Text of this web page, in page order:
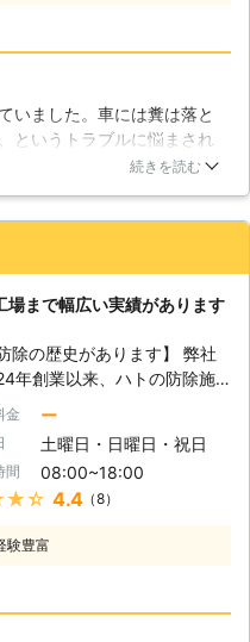
しょうか。タカサキでは忌避
トなどの施工方法を現場に合
って鳥を遠ざけます。施工後
ますので格安での施工をご希
も、巣作り防止や建物の美観
ない施工の相談などもお伺い
す。当社の多くの実績と豊富
術を用いて鳥害にお困りの皆
策をご提案いたします。
いました。車には糞は落と
というトラブルに悩まされ
連絡して、対策してもらい
に悩みを解決する事が出来
続きを読む
まで幅広い実績があります
除の歴史があります】 弊社
年創業以来、ハトの防除施
てきました。また、駆除のみ
防鳥ネット、忌避剤塗布、そ
入防止用機材の設置などを通
が安心安全な生活を送ること
ることが目的の会社です。
れ、愛らしい顔やしぐさをし
金 ー
土曜日・日曜日・祝日
間 08:00~18:00
4.4（8）
験豊富